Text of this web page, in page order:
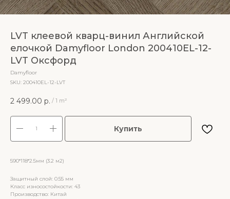
LVT клеевой кварц-винил Английской
елочкой Damyfloor London 200410EL-12-
LVT Оксфорд
Damyfloor
SKU: 200410EL-12-LVT
2 499.00 р. / 1 m²
Купить
590*118*2.5мм (3.2 м2)
Защитный слой: 0.55 мм
Класс износостойкости: 43
Производство: Китай